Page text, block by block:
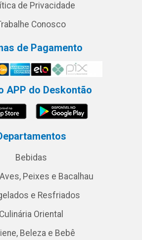
de Privacidade
Conosco
de Pagamento
APP do Deskontão
Bebidas
Peixes e Bacalhau
e Resfriados
Culinária Oriental
Beleza e Bebê